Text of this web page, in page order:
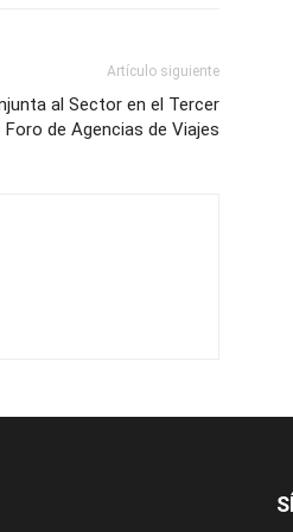
Artículo siguiente
al Sector en el Tercer
Foro de Agencias de Viajes